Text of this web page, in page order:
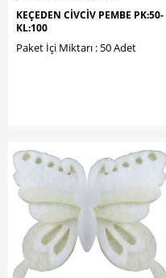
KEÇEDEN CİVCİV PEMBE PK:50-
KL:100
Paket İçi Miktarı : 50 Adet